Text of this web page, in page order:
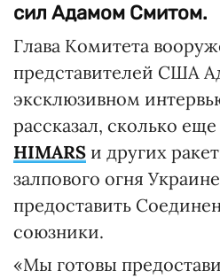
сил Адамом Смитом.
Глава Комитета
представителей США
эксклюзивном
рассказал, сколько еще
HIMARS и других
залпового огня
предоставить
союзники.
«Мы готовы